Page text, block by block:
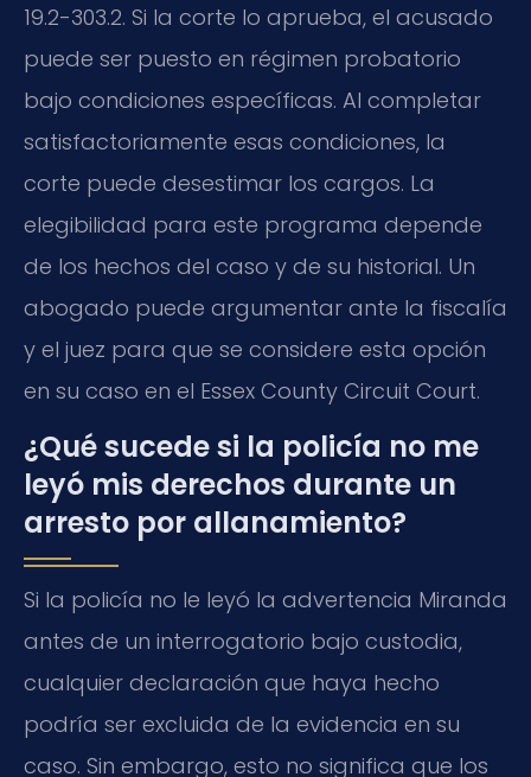
19.2-303.2. Si la corte lo aprueba, el acusado
puede ser puesto en régimen probatorio
bajo condiciones específicas. Al completar
satisfactoriamente esas condiciones, la
corte puede desestimar los cargos. La
elegibilidad para este programa depende
de los hechos del caso y de su historial. Un
abogado puede argumentar ante la fiscalía
y el juez para que se considere esta opción
en su caso en el Essex County Circuit Court.
¿Qué sucede si la policía no me
leyó mis derechos durante un
arresto por allanamiento?
Si la policía no le leyó la advertencia Miranda
antes de un interrogatorio bajo custodia,
cualquier declaración que haya hecho
podría ser excluida de la evidencia en su
caso. Sin embargo, esto no significa que los